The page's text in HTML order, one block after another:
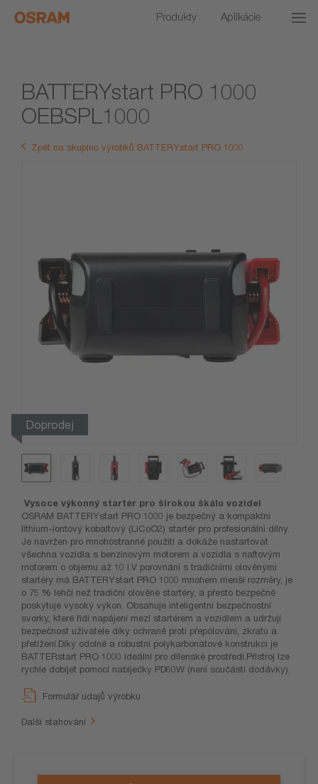
Produkty Aplikácie
BATTERYstart PRO 1000
OEBSPL1000
Zpět na skupinu výrobků BATTERYstart PRO 1000
Doprodej
Vysoce výkonný startér pro širokou škálu vozidel
OSRAM BATTERYstart PRO 1000 je bezpečný a kompaktní
lithium-iontový kobaltový (LiCoO2) startér pro profesionální dílny.
Je navržen pro mnohostranné použití a dokáže nastartovat
všechna vozidla s benzinovým motorem a vozidla s naftovým
motorem o objemu až 10 l.V porovnání s tradičními olověnými
startéry má BATTERYstart PRO 1000 mnohem menší rozměry, je
o 75 % lehčí než tradiční olověné startéry, a přesto bezpečně
poskytuje vysoký výkon. Obsahuje inteligentní bezpečnostní
svorky, které řídí napájení mezi startérem a vozidlem a udržují
bezpečnost uživatele díky ochraně proti přepólování, zkratu a
přetížení.Díky odolné a robustní polykarbonátové konstrukci je
BATTERstart PRO 1000 ideální pro dílenské prostředí.Přístroj lze
rychle dobíjet pomocí nabíječky PD60W (není součástí dodávky).
Formulář údajů výrobku
Další stahování